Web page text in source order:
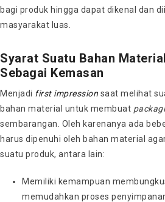
bagi produk hingga dapat dikenal dan
masyarakat luas.
Syarat Suatu Bahan
Sebagai Kemasan
Menjadi first impression saat melihat
bahan material untuk membuat
sembarangan. Oleh karenanya ada
harus dipenuhi oleh bahan material
suatu produk, antara lain:
Memiliki kemampuan
memudahkan proses